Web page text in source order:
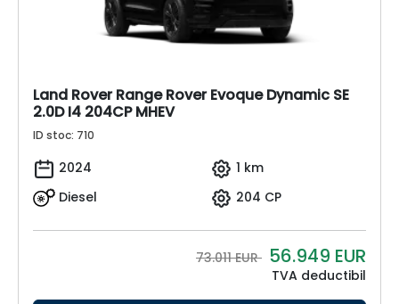
Land Rover Range Rover Evoque Dynamic SE
2.0D I4 204CP MHEV
ID stoc: 710
2024
1 km
Diesel
204 CP
73.011 EUR 56.949 EUR
TVA deductibil